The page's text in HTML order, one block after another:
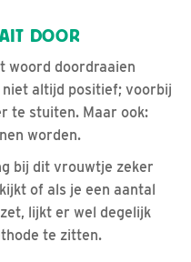
DOOR
woord doordraaien
altijd positief; voorbij
te stuiten. Maar ook:
worden.
bij dit vrouwtje zeker
of als je een aantal
lijkt er wel degelijk
te zitten.